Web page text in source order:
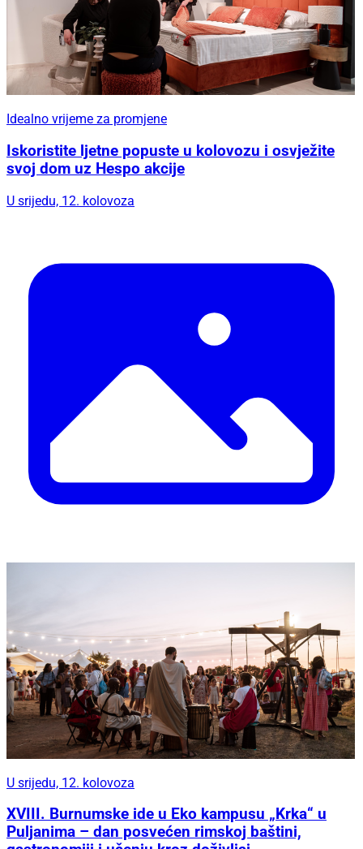
Idealno vrijeme za promjene
Iskoristite ljetne popuste u kolovozu i osvježite
svoj dom uz Hespo akcije
U srijedu, 12. kolovoza
U srijedu, 12. kolovoza
XVIII. Burnumske ide u Eko kampusu „Krka“ u
Puljanima – dan posvećen rimskoj baštini,